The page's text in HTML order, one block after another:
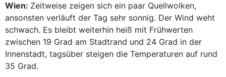
Wien: Zeitweise zeigen sich ein paar Quellwolken,
ansonsten verläuft der Tag sehr sonnig. Der Wind weht
schwach. Es bleibt weiterhin heiß mit Frühwerten
zwischen 19 Grad am Stadtrand und 24 Grad in der
Innenstadt, tagsüber steigen die Temperaturen auf rund
35 Grad.